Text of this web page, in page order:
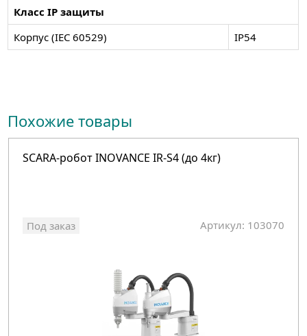
Класс IP защиты
Корпус (IEC 60529)
IP54
Похожие товары
SCARA-робот INOVANCE IR-S4 (до 4кг)
Под заказ Артикул: 103070